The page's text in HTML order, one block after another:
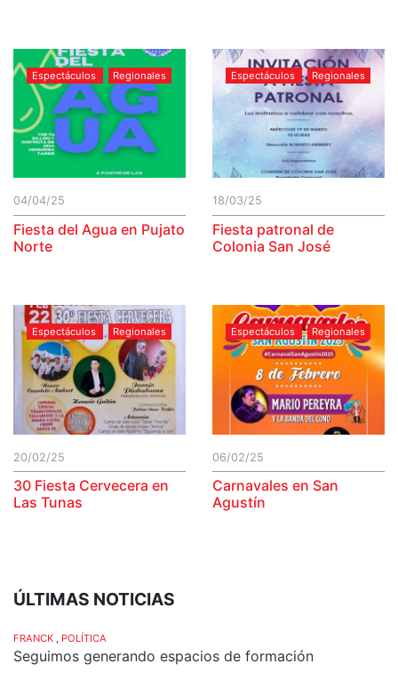
Espectáculos Regionales
04/04/25
Fiesta del Agua en Pujato
Norte
Espectáculos Regionales
18/03/25
Fiesta patronal de
Colonia San José
Espectáculos Regionales
20/02/25
30 Fiesta Cervecera en
Las Tunas
Espectáculos Regionales
06/02/25
Carnavales en San
Agustín
ÚLTIMAS NOTICIAS
FRANCK , POLÍTICA
Seguimos generando espacios de formación